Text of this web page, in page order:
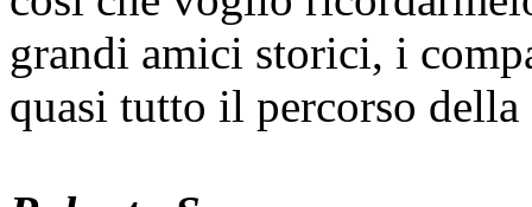
grandi amici storici, i
quasi tutto il percorso della